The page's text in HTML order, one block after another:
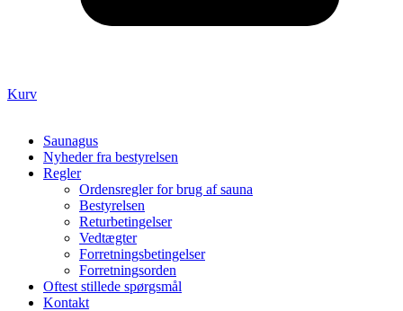
Kurv
Saunagus
Nyheder fra bestyrelsen
Regler
Ordensregler for brug af sauna
Bestyrelsen
Returbetingelser
Vedtægter
Forretningsbetingelser
Forretningsorden
Oftest stillede spørgsmål
Kontakt